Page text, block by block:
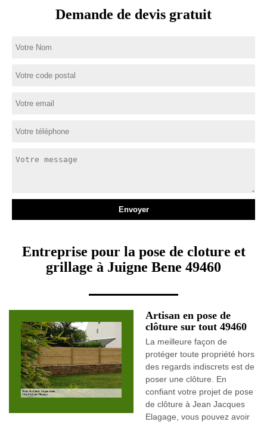
Demande de devis gratuit
Entreprise pour la pose de cloture et
grillage à Juigne Bene 49460
Artisan en pose de
clôture sur tout 49460
La meilleure façon de
protéger toute propriété hors
des regards indiscrets est de
poser une clôture. En
confiant votre projet de pose
de clôture à Jean Jacques
Elagage, vous pouvez avoir